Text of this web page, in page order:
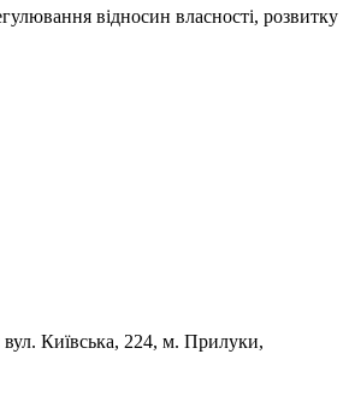
відносин власності, розвитку
вул. Київська, 224, м. Прилуки,